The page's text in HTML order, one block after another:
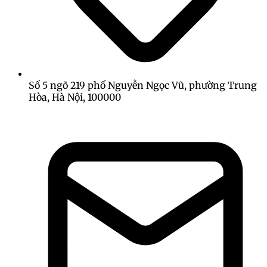
Số 5 ngõ 219 phố Nguyễn Ngọc Vũ, phường Trung
Hòa, Hà Nội, 100000